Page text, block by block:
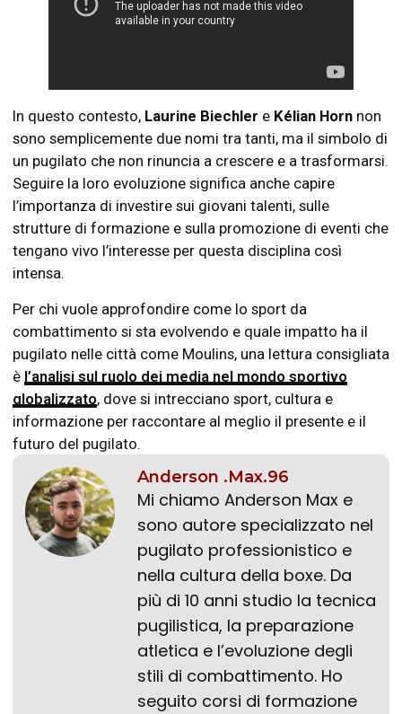
In questo contesto, Laurine Biechler e Kélian Horn non
sono semplicemente due nomi tra tanti, ma il simbolo di
un pugilato che non rinuncia a crescere e a trasformarsi.
Seguire la loro evoluzione significa anche capire
l’importanza di investire sui giovani talenti, sulle
strutture di formazione e sulla promozione di eventi che
tengano vivo l’interesse per questa disciplina così
intensa.
Per chi vuole approfondire come lo sport da
combattimento si sta evolvendo e quale impatto ha il
pugilato nelle città come Moulins, una lettura consigliata
è l’analisi sul ruolo dei media nel mondo sportivo
globalizzato, dove si intrecciano sport, cultura e
informazione per raccontare al meglio il presente e il
futuro del pugilato.
Anderson .Max.96
Mi chiamo Anderson Max e
sono autore specializzato nel
pugilato professionistico e
nella cultura della boxe. Da
più di 10 anni studio la tecnica
pugilistica, la preparazione
atletica e l’evoluzione degli
stili di combattimento. Ho
seguito corsi di formazione